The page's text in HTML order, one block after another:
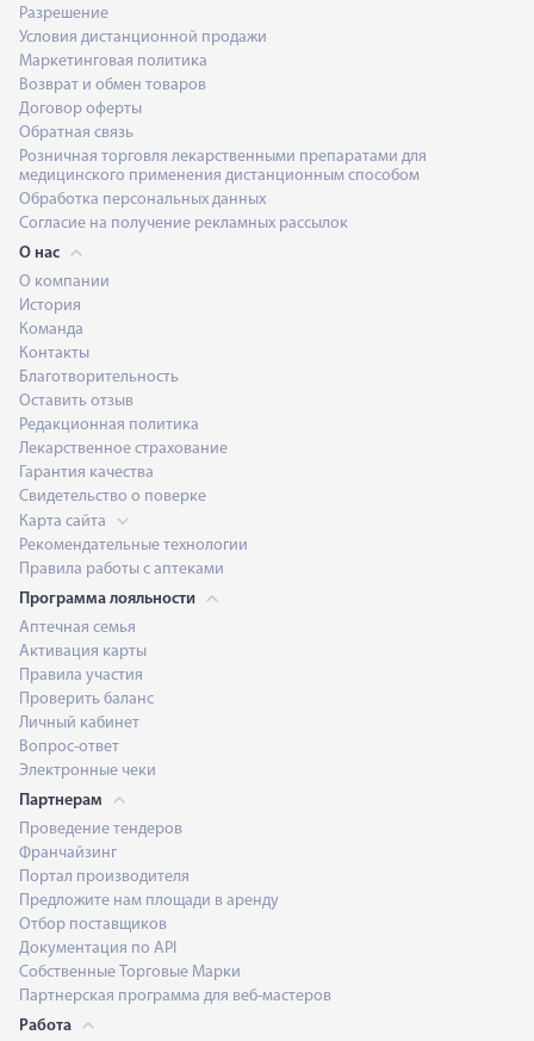
Разрешение
Условия дистанционной продажи
Маркетинговая политика
Возврат и обмен товаров
Договор оферты
Обратная связь
Розничная торговля лекарственными препаратами для
медицинского применения дистанционным способом
Обработка персональных данных
Согласие на получение рекламных рассылок
О нас
О компании
История
Команда
Контакты
Благотворительность
Оставить отзыв
Редакционная политика
Лекарственное страхование
Гарантия качества
Свидетельство о поверке
Карта сайта
Рекомендательные технологии
Правила работы с аптеками
Программа лояльности
Аптечная семья
Активация карты
Правила участия
Проверить баланс
Личный кабинет
Вопрос-ответ
Электронные чеки
Партнерам
Проведение тендеров
Франчайзинг
Портал производителя
Предложите нам площади в аренду
Отбор поставщиков
Документация по API
Собственные Торговые Марки
Партнерская программа для веб-мастеров
Работа